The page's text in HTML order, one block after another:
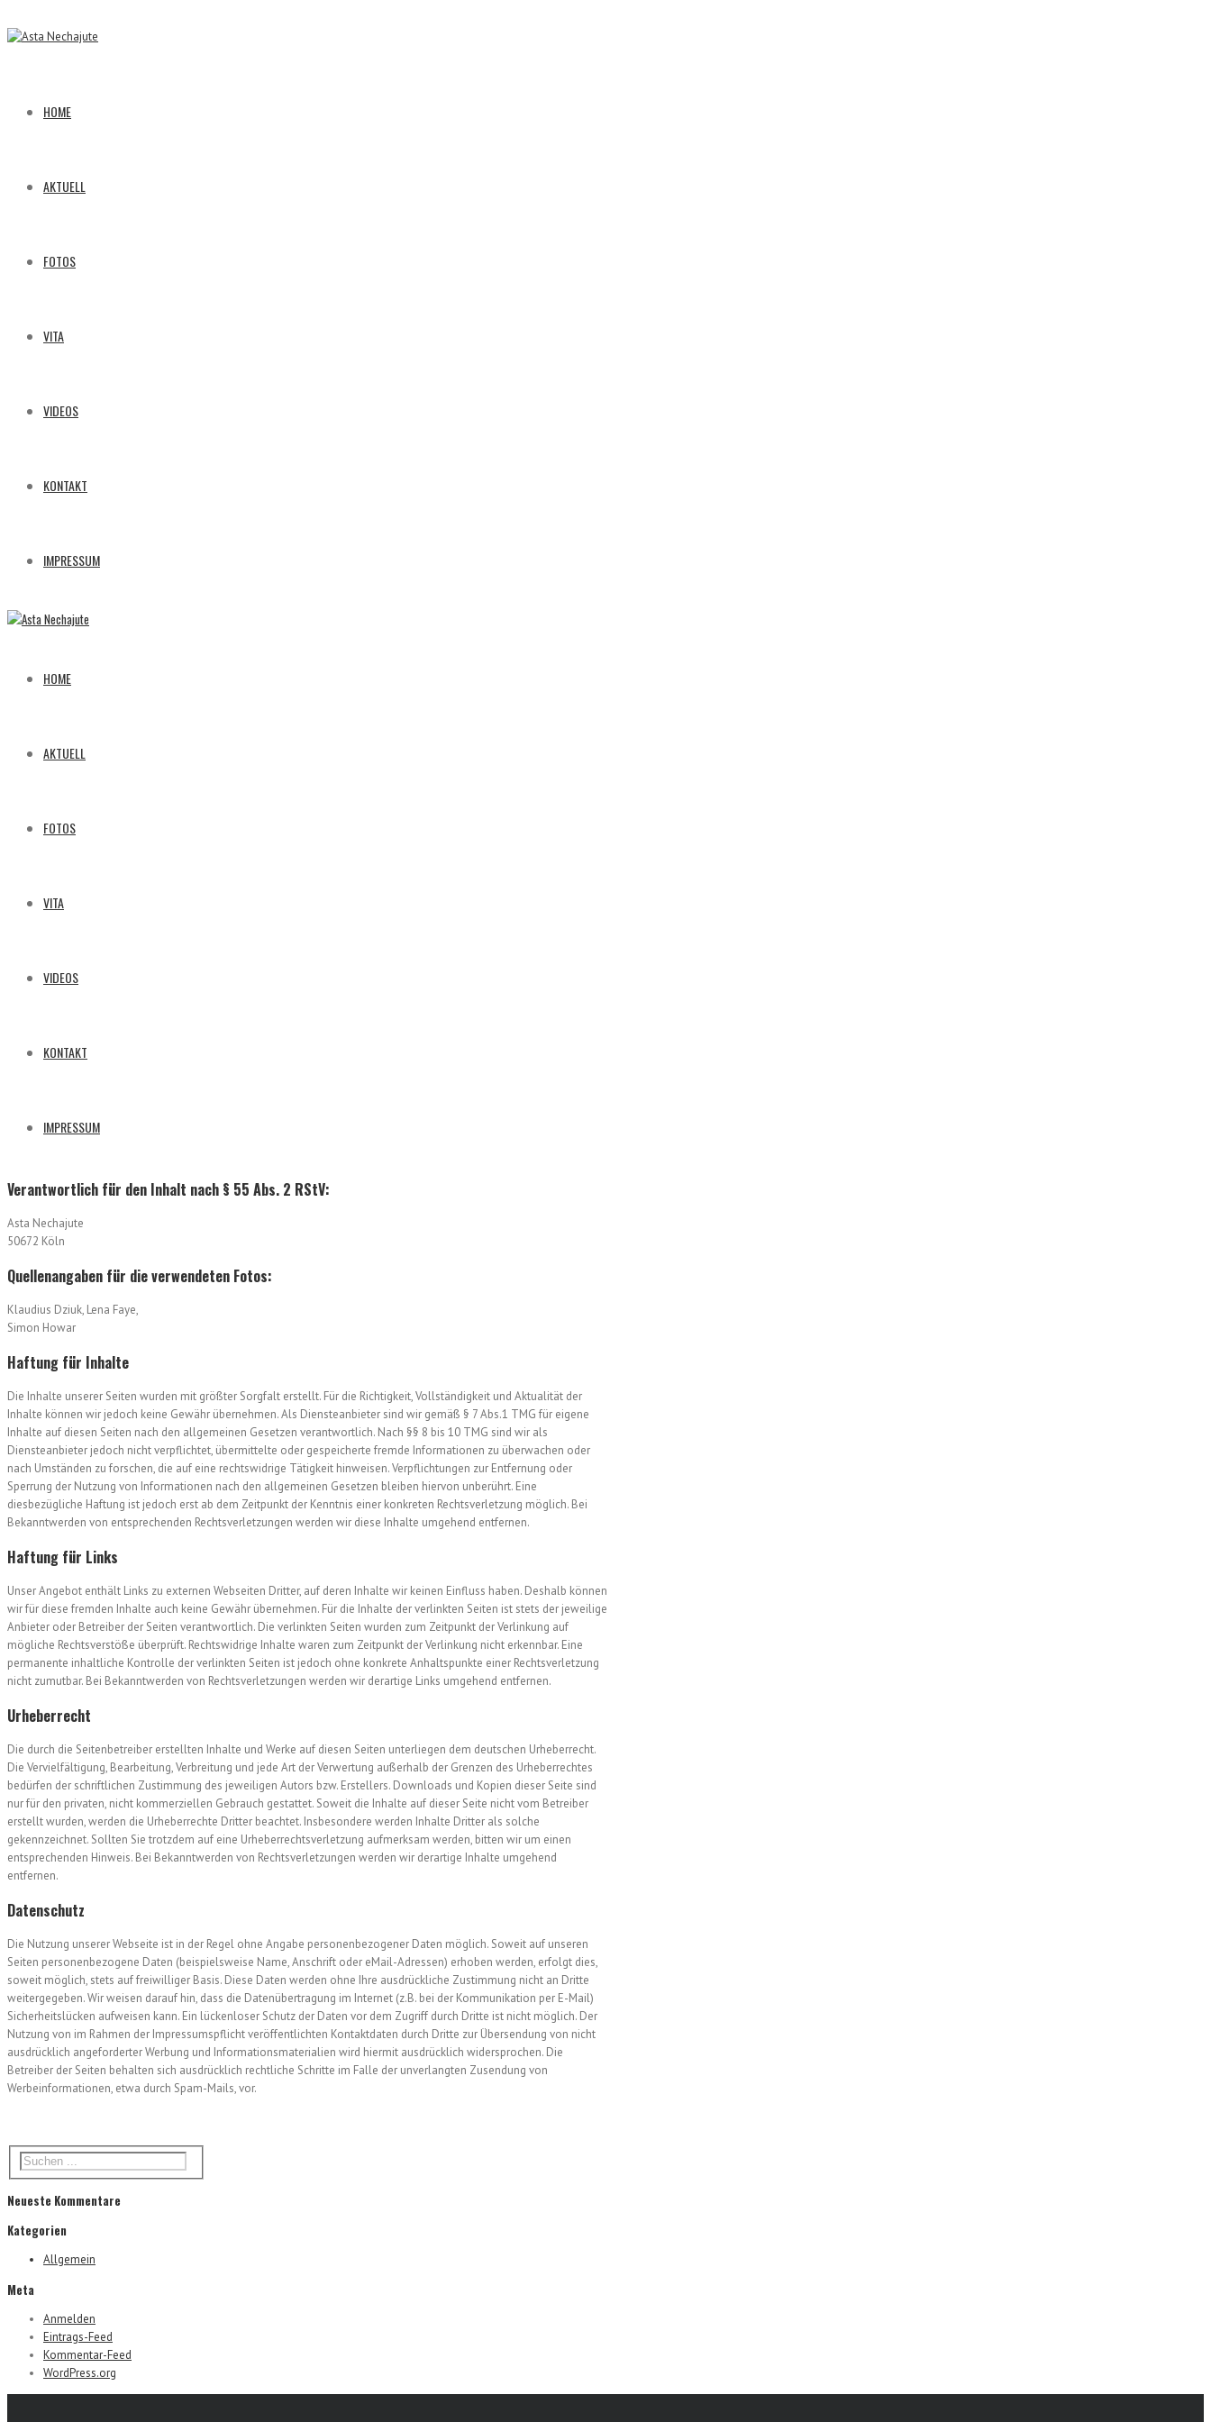
HOME
AKTUELL
FOTOS
VITA
VIDEOS
KONTAKT
IMPRESSUM
HOME
AKTUELL
FOTOS
VITA
VIDEOS
KONTAKT
IMPRESSUM
Verantwortlich für den Inhalt nach § 55 Abs. 2 RStV:
Asta Nechajute
50672 Köln
Quellenangaben für die verwendeten Fotos:
Klaudius Dziuk, Lena Faye,
Simon Howar
Haftung für Inhalte
Die Inhalte unserer Seiten wurden mit größter Sorgfalt erstellt. Für die Richtigkeit, Vollständigkeit und Aktualität der
Inhalte können wir jedoch keine Gewähr übernehmen. Als Diensteanbieter sind wir gemäß § 7 Abs.1 TMG für eigene
Inhalte auf diesen Seiten nach den allgemeinen Gesetzen verantwortlich. Nach §§ 8 bis 10 TMG sind wir als
Diensteanbieter jedoch nicht verpflichtet, übermittelte oder gespeicherte fremde Informationen zu überwachen oder
nach Umständen zu forschen, die auf eine rechtswidrige Tätigkeit hinweisen. Verpflichtungen zur Entfernung oder
Sperrung der Nutzung von Informationen nach den allgemeinen Gesetzen bleiben hiervon unberührt. Eine
diesbezügliche Haftung ist jedoch erst ab dem Zeitpunkt der Kenntnis einer konkreten Rechtsverletzung möglich. Bei
Bekanntwerden von entsprechenden Rechtsverletzungen werden wir diese Inhalte umgehend entfernen.
Haftung für Links
Unser Angebot enthält Links zu externen Webseiten Dritter, auf deren Inhalte wir keinen Einfluss haben. Deshalb können
wir für diese fremden Inhalte auch keine Gewähr übernehmen. Für die Inhalte der verlinkten Seiten ist stets der jeweilige
Anbieter oder Betreiber der Seiten verantwortlich. Die verlinkten Seiten wurden zum Zeitpunkt der Verlinkung auf
mögliche Rechtsverstöße überprüft. Rechtswidrige Inhalte waren zum Zeitpunkt der Verlinkung nicht erkennbar. Eine
permanente inhaltliche Kontrolle der verlinkten Seiten ist jedoch ohne konkrete Anhaltspunkte einer Rechtsverletzung
nicht zumutbar. Bei Bekanntwerden von Rechtsverletzungen werden wir derartige Links umgehend entfernen.
Urheberrecht
Die durch die Seitenbetreiber erstellten Inhalte und Werke auf diesen Seiten unterliegen dem deutschen Urheberrecht.
Die Vervielfältigung, Bearbeitung, Verbreitung und jede Art der Verwertung außerhalb der Grenzen des Urheberrechtes
bedürfen der schriftlichen Zustimmung des jeweiligen Autors bzw. Erstellers. Downloads und Kopien dieser Seite sind
nur für den privaten, nicht kommerziellen Gebrauch gestattet. Soweit die Inhalte auf dieser Seite nicht vom Betreiber
erstellt wurden, werden die Urheberrechte Dritter beachtet. Insbesondere werden Inhalte Dritter als solche
gekennzeichnet. Sollten Sie trotzdem auf eine Urheberrechtsverletzung aufmerksam werden, bitten wir um einen
entsprechenden Hinweis. Bei Bekanntwerden von Rechtsverletzungen werden wir derartige Inhalte umgehend
entfernen.
Datenschutz
Die Nutzung unserer Webseite ist in der Regel ohne Angabe personenbezogener Daten möglich. Soweit auf unseren
Seiten personenbezogene Daten (beispielsweise Name, Anschrift oder eMail-Adressen) erhoben werden, erfolgt dies,
soweit möglich, stets auf freiwilliger Basis. Diese Daten werden ohne Ihre ausdrückliche Zustimmung nicht an Dritte
weitergegeben. Wir weisen darauf hin, dass die Datenübertragung im Internet (z.B. bei der Kommunikation per E-Mail)
Sicherheitslücken aufweisen kann. Ein lückenloser Schutz der Daten vor dem Zugriff durch Dritte ist nicht möglich. Der
Nutzung von im Rahmen der Impressumspflicht veröffentlichten Kontaktdaten durch Dritte zur Übersendung von nicht
ausdrücklich angeforderter Werbung und Informationsmaterialien wird hiermit ausdrücklich widersprochen. Die
Betreiber der Seiten behalten sich ausdrücklich rechtliche Schritte im Falle der unverlangten Zusendung von
Werbeinformationen, etwa durch Spam-Mails, vor.
Neueste Kommentare
Kategorien
Allgemein
Meta
Anmelden
Eintrags-Feed
Kommentar-Feed
WordPress.org